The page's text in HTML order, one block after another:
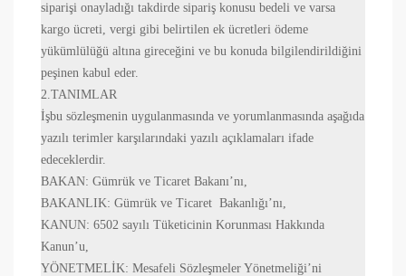
siparişi onayladığı takdirde sipariş konusu bedeli ve varsa
kargo ücreti, vergi gibi belirtilen ek ücretleri ödeme
yükümlülüğü altına gireceğini ve bu konuda bilgilendirildiğini
peşinen kabul eder.
2.TANIMLAR
İşbu sözleşmenin uygulanmasında ve yorumlanmasında aşağıda
yazılı terimler karşılarındaki yazılı açıklamaları ifade
edeceklerdir.
BAKAN: Gümrük ve Ticaret Bakanı’nı,
BAKANLIK: Gümrük ve Ticaret Bakanlığı’nı,
KANUN: 6502 sayılı Tüketicinin Korunması Hakkında
Kanun’u,
YÖNETMELİK: Mesafeli Sözleşmeler Yönetmeliği’ni